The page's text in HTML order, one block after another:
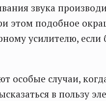
звука
этом подобное
усилителю,
особые случаи,
в пользу